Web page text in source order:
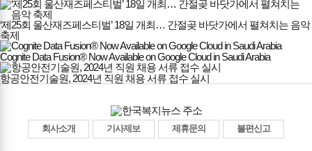
‘제25회 울산재즈페스티벌’ 18일 개최… 간절곶 바닷가에서 펼쳐치는 음악
축제
Cognite Data Fusion® Now Available on Google Cloud in Saudi Arabia
항공안전기술원, 2024년 직원 채용 서류 접수 실시
회사소개 기사제보 제휴문의 불편신고